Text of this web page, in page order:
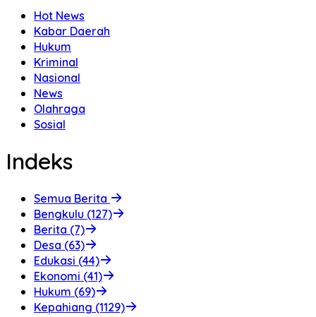
Hot News
Kabar Daerah
Hukum
Kriminal
Nasional
News
Olahraga
Sosial
Indeks
Semua Berita
Bengkulu (127)
Berita (7)
Desa (63)
Edukasi (44)
Ekonomi (41)
Hukum (69)
Kepahiang (1129)